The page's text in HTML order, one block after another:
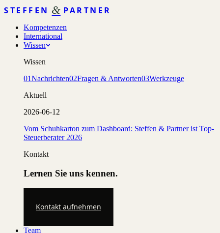
STEFFEN & PARTNER
Kompetenzen
International
Wissen
Wissen
01Nachrichten02Fragen & Antworten03Werkzeuge
Aktuell
2026-06-12
Vom Schuhkarton zum Dashboard: Steffen & Partner ist Top-
Steuerberater 2026
Kontakt
Lernen Sie uns kennen.
Kontakt aufnehmen
Team